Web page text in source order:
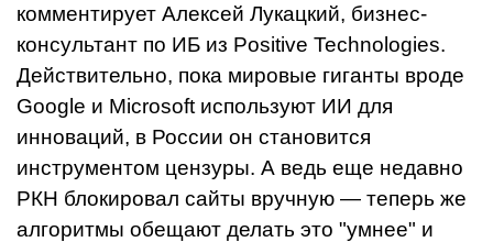
комментирует Алексей Лукацкий, бизнес-
консультант по ИБ из Positive Technologies.
Действительно, пока мировые гиганты вроде
Google и Microsoft используют ИИ для
инноваций, в России он становится
инструментом цензуры. А ведь еще недавно
РКН блокировал сайты вручную — теперь же
алгоритмы обещают делать это "умнее" и